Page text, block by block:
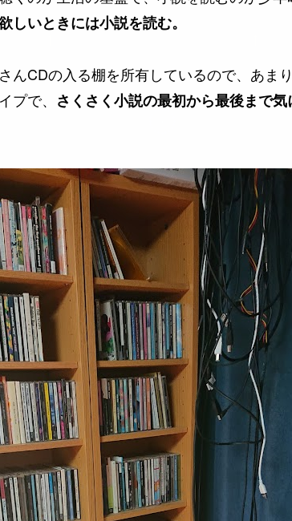
しいときには小説を読む。
んCDの入る棚を所有しているので、あま
プで、 さくさく小説の最初から最後まで